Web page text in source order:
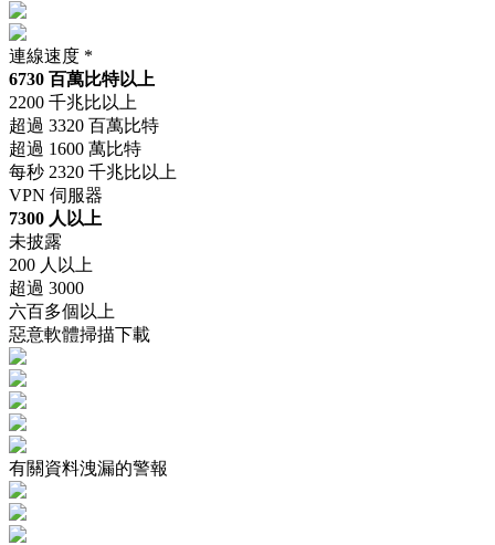
連線速度 *
6730 百萬比特以上
2200 千兆比以上
超過 3320 百萬比特
超過 1600 萬比特
每秒 2320 千兆比以上
VPN 伺服器
7300 人以上
未披露
200 人以上
超過 3000
六百多個以上
惡意軟體掃描下載
有關資料洩漏的警報